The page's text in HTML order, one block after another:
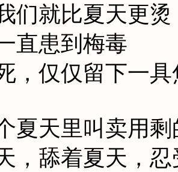
们就比夏天更烫
直患到梅毒
，仅仅留下一具
夏天里叫卖用剩
，舔着夏天，